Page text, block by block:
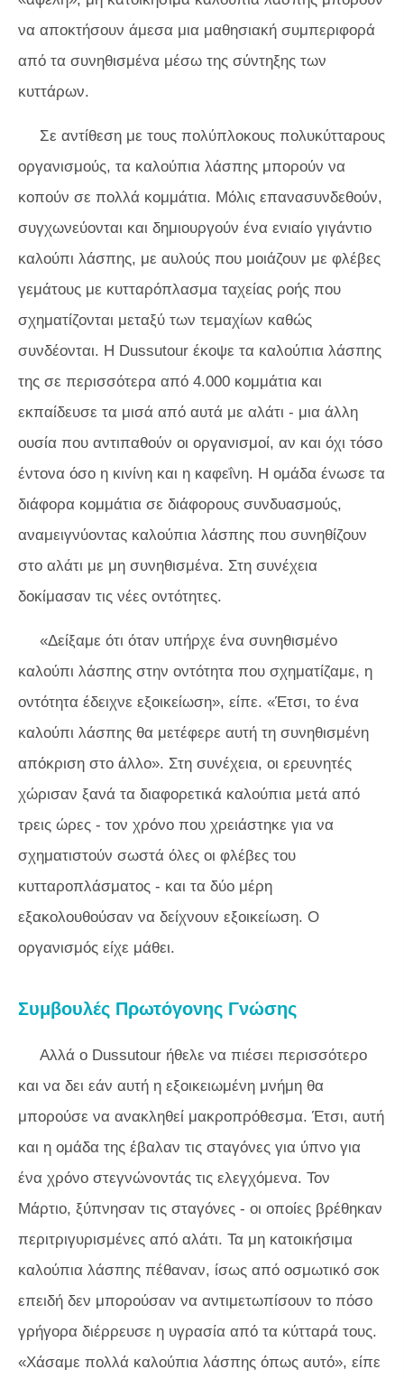
να αποκτήσουν άμεσα μια μαθησιακή συμπεριφορά
από τα συνηθισμένα μέσω της σύντηξης των
κυττάρων.
Σε αντίθεση με τους πολύπλοκους πολυκύτταρους
οργανισμούς, τα καλούπια λάσπης μπορούν να
κοπούν σε πολλά κομμάτια. Μόλις επανασυνδεθούν,
συγχωνεύονται και δημιουργούν ένα ενιαίο γιγάντιο
καλούπι λάσπης, με αυλούς που μοιάζουν με φλέβες
γεμάτους με κυτταρόπλασμα ταχείας ροής που
σχηματίζονται μεταξύ των τεμαχίων καθώς
συνδέονται. Η Dussutour έκοψε τα καλούπια λάσπης
της σε περισσότερα από 4.000 κομμάτια και
εκπαίδευσε τα μισά από αυτά με αλάτι - μια άλλη
ουσία που αντιπαθούν οι οργανισμοί, αν και όχι τόσο
έντονα όσο η κινίνη και η καφεΐνη. Η ομάδα ένωσε τα
διάφορα κομμάτια σε διάφορους συνδυασμούς,
αναμειγνύοντας καλούπια λάσπης που συνηθίζουν
στο αλάτι με μη συνηθισμένα. Στη συνέχεια
δοκίμασαν τις νέες οντότητες.
«Δείξαμε ότι όταν υπήρχε ένα συνηθισμένο
καλούπι λάσπης στην οντότητα που σχηματίζαμε, η
οντότητα έδειχνε εξοικείωση», είπε. «Έτσι, το ένα
καλούπι λάσπης θα μετέφερε αυτή τη συνηθισμένη
απόκριση στο άλλο». Στη συνέχεια, οι ερευνητές
χώρισαν ξανά τα διαφορετικά καλούπια μετά από
τρεις ώρες - τον χρόνο που χρειάστηκε για να
σχηματιστούν σωστά όλες οι φλέβες του
κυτταροπλάσματος - και τα δύο μέρη
εξακολουθούσαν να δείχνουν εξοικείωση. Ο
οργανισμός είχε μάθει.
Συμβουλές Πρωτόγονης Γνώσης
Αλλά ο Dussutour ήθελε να πιέσει περισσότερο
και να δει εάν αυτή η εξοικειωμένη μνήμη θα
μπορούσε να ανακληθεί μακροπρόθεσμα. Έτσι, αυτή
και η ομάδα της έβαλαν τις σταγόνες για ύπνο για
ένα χρόνο στεγνώνοντάς τις ελεγχόμενα. Τον
Μάρτιο, ξύπνησαν τις σταγόνες - οι οποίες βρέθηκαν
περιτριγυρισμένες από αλάτι. Τα μη κατοικήσιμα
καλούπια λάσπης πέθαναν, ίσως από οσμωτικό σοκ
επειδή δεν μπορούσαν να αντιμετωπίσουν το πόσο
γρήγορα διέρρευσε η υγρασία από τα κύτταρά τους.
«Χάσαμε πολλά καλούπια λάσπης όπως αυτό», είπε